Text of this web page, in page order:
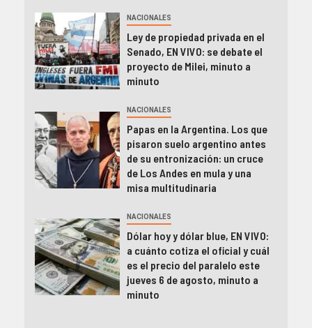
NACIONALES
Ley de propiedad privada en el
Senado, EN VIVO: se debate el
proyecto de Milei, minuto a
minuto
NACIONALES
Papas en la Argentina. Los que
pisaron suelo argentino antes
de su entronización: un cruce
de Los Andes en mula y una
misa multitudinaria
NACIONALES
Dólar hoy y dólar blue, EN VIVO:
a cuánto cotiza el oficial y cuál
es el precio del paralelo este
jueves 6 de agosto, minuto a
minuto